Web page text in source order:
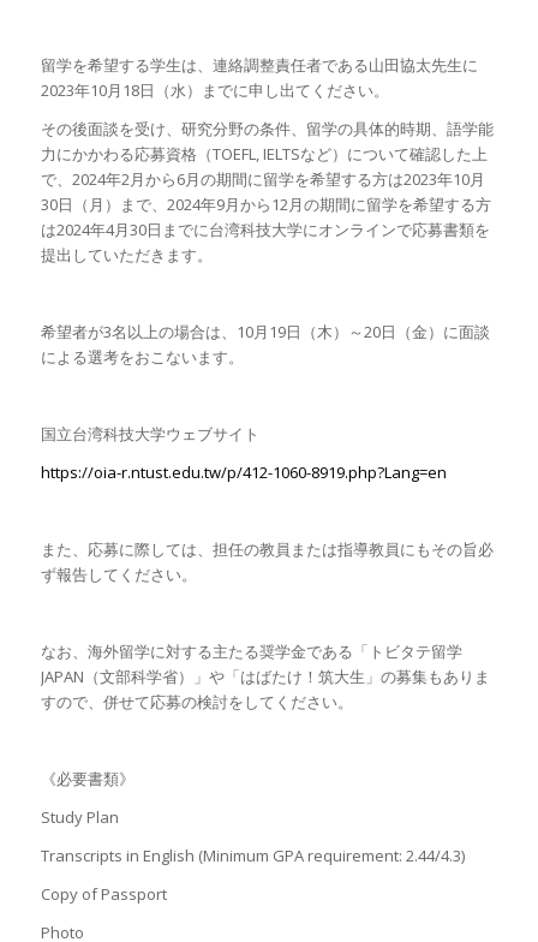
留学を希望する学生は、連絡調整責任者である山田協太先生に
2023年10月18日（水）までに申し出てください。
その後面談を受け、研究分野の条件、留学の具体的時期、語学能
力にかかわる応募資格（TOEFL, IELTSなど）について確認した上
で、2024年2月から6月の期間に留学を希望する方は2023年10月
30日（月）まで、2024年9月から12月の期間に留学を希望する方
は2024年4月30日までに台湾科技大学にオンラインで応募書類を
提出していただきます。
希望者が3名以上の場合は、10月19日（木）～20日（金）に面談
による選考をおこないます。
国立台湾科技大学ウェブサイト
https://oia-r.ntust.edu.tw/p/412-1060-8919.php?Lang=en
また、応募に際しては、担任の教員または指導教員にもその旨必
ず報告してください。
なお、海外留学に対する主たる奨学金である「トビタテ留学
JAPAN（文部科学省）」や「はばたけ！筑大生」の募集もありま
すので、併せて応募の検討をしてください。
《必要書類》
Study Plan
Transcripts in English (Minimum GPA requirement: 2.44/4.3)
Copy of Passport
Photo